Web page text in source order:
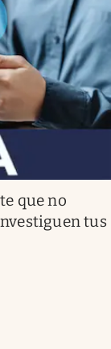
que no
tus